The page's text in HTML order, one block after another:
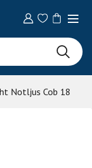
Notljus Cob 18